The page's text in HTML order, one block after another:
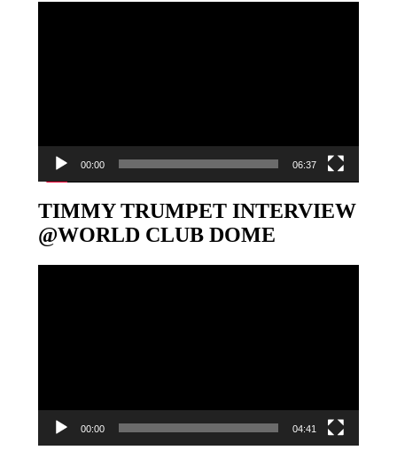
00:00 06:37
TIMMY TRUMPET INTERVIEW
@WORLD CLUB DOME
00:00 04:41